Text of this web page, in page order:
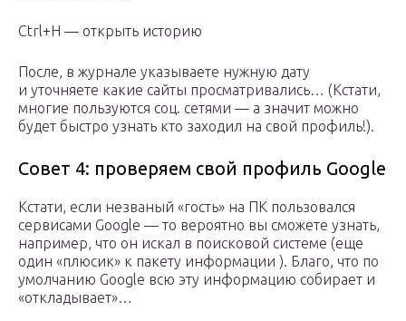
Ctrl+H — открыть историю
После, в журнале указываете нужную дату
и уточняете какие сайты просматривались… (Кстати,
многие пользуются соц. сетями — а значит можно
будет быстро узнать кто заходил на свой профиль!).
Совет 4: проверяем свой профиль Google
Кстати, если незваный «гость» на ПК пользовался
сервисами Google — то вероятно вы сможете узнать,
например, что он искал в поисковой системе (еще
один «плюсик» к пакету информации ). Благо, что по
умолчанию Google всю эту информацию собирает и
«откладывает»…